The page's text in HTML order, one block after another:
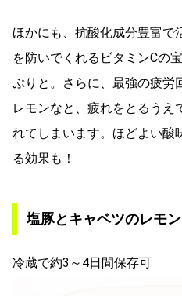
ほかにも、抗酸化成分豊富で
を防いでくれるビタミンCの
ぷりと。さらに、最強の疲労
レモンなと、疲れをとるうえ
れてしまいます。ほどよい酸
る効果も！
塩豚とキャベツのレモ
冷蔵で約3～4日間保存可